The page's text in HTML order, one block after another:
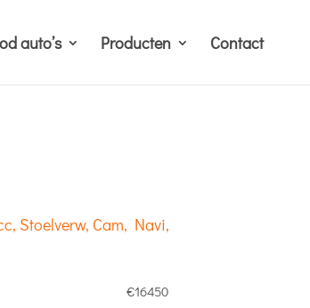
auto’s Producten Contact
Stoelverw, Cam, Navi,
€16450